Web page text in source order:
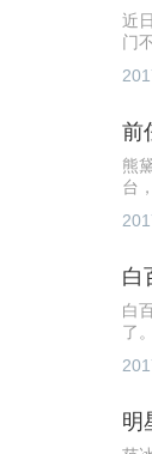
近
门
前
熊
台
白
白
了
明